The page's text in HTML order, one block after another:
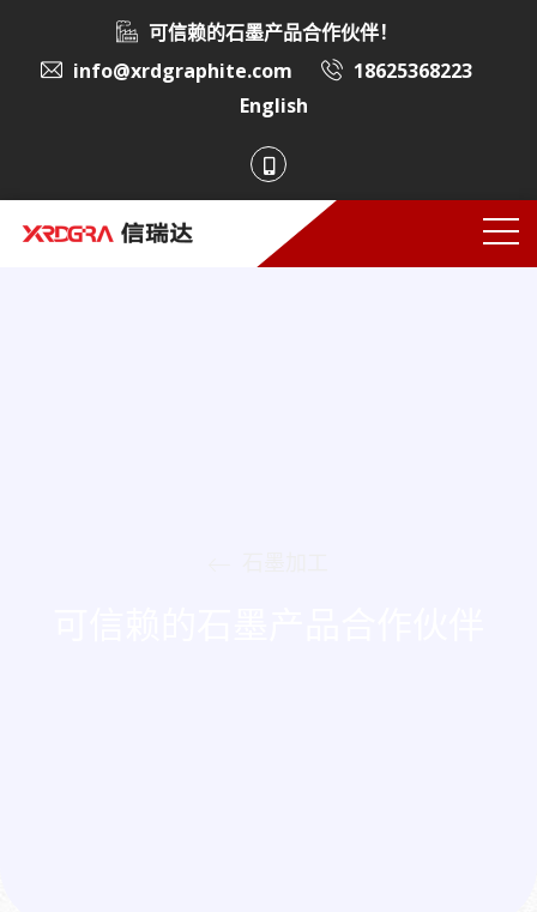
可信赖的石墨产品合作伙伴！
info@xrdgraphite.com
18625368223
English